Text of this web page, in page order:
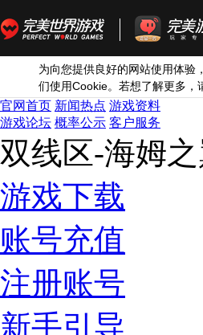
为向您提供良好的网站使用体验
们使用Cookie。若想了解更多，
官网首页 新闻热点 游戏资料
游戏论坛 概率公示 客户服务
双线区-海姆
游戏下载
账号充值
注册账号
新手引导